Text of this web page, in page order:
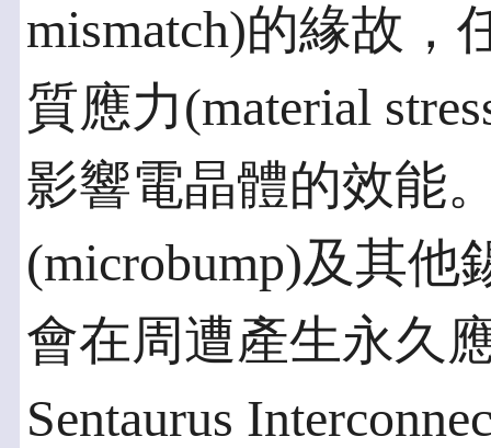
mismatch)的緣故
質應力(material
影響電晶體的效能
(microbump)及其他
會在周遭產生永久
Sentaurus